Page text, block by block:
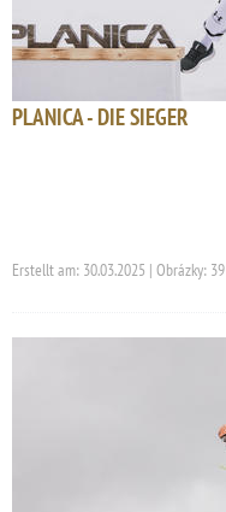
PLANICA - DIE SIEGER
Erstellt am: 30.03.2025 | Obrázky: 39